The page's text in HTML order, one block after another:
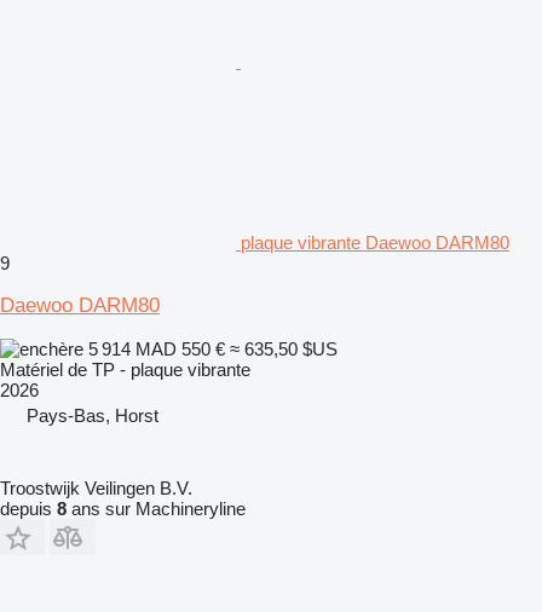
plaque vibrante Daewoo DARM80
9
Daewoo DARM80
5 914 MAD 550 € ≈ 635,50 $US
Matériel de TP - plaque vibrante
2026
Pays-Bas, Horst
Troostwijk Veilingen B.V.
depuis 8 ans sur Machineryline